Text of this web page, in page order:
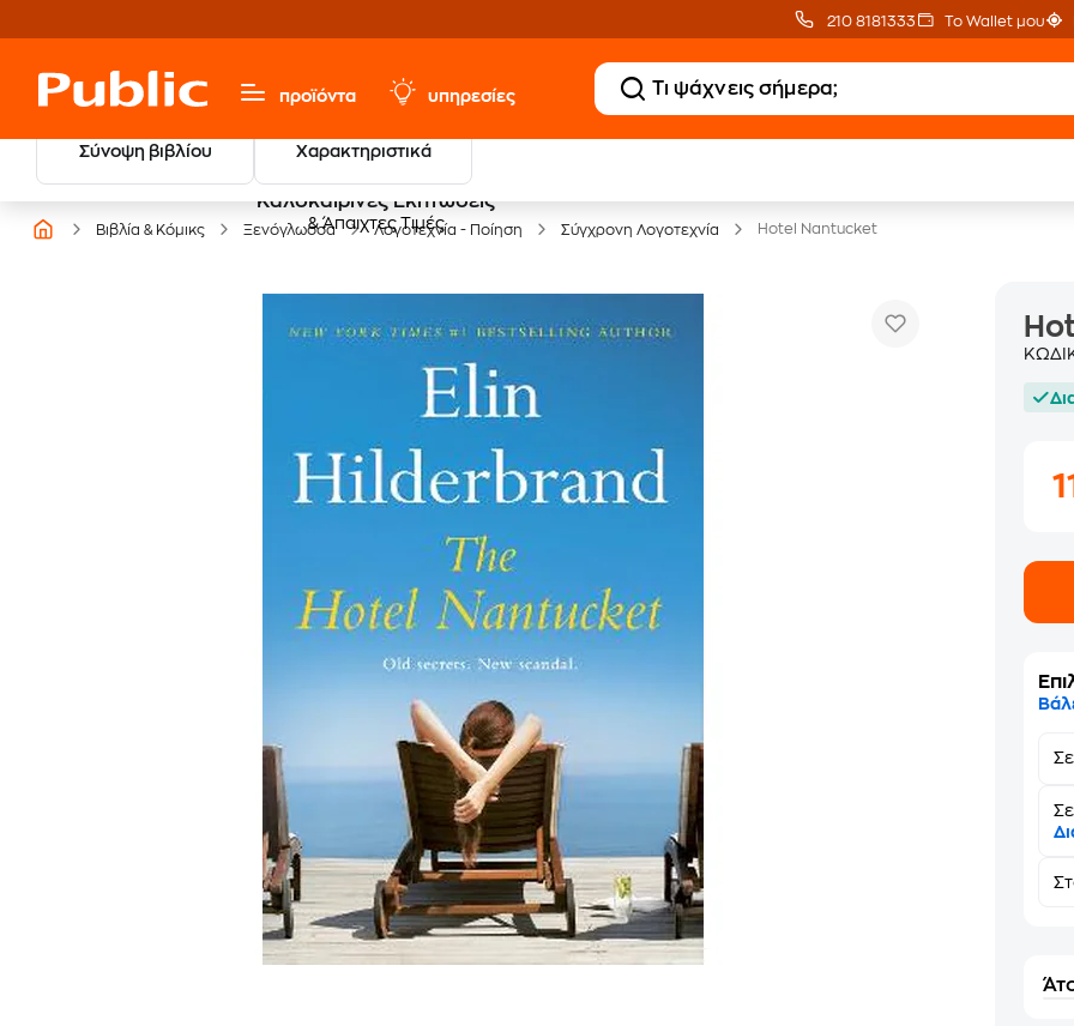
210 8181333 Το Wallet μου
προϊόντα υπηρεσίες
Σύνοψη βιβλίου Χαρακτηριστικά
Καλοκαιρινές Εκπτώσεις
& Άπαιχτες Τιμές
Βιβλία & Κόμικς Ξενόγλωσσα Λογοτεχνία - Ποίηση Σύγχρονη Λογοτεχνία Hotel Nantucket